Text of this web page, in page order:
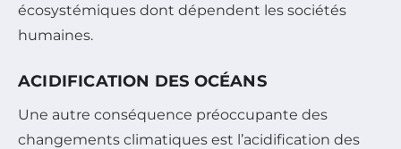
écosystémiques dont dépendent les sociétés
humaines.
ACIDIFICATION DES OCÉANS
Une autre conséquence préoccupante des
changements climatiques est l’acidification des